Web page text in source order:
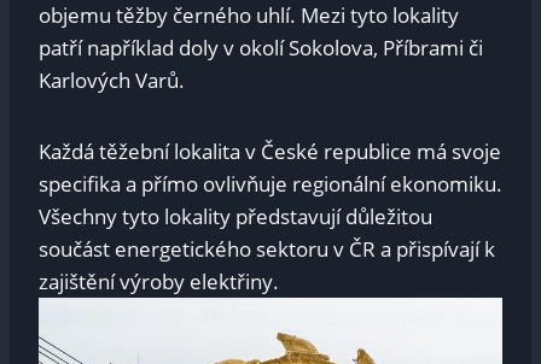
objemu těžby černého uhlí. Mezi tyto lokality
patří například doly v okolí Sokolova, Příbrami či
Karlových Varů.
Každá těžební lokalita v České republice má svoje
specifika a přímo ovlivňuje regionální ekonomiku.
Všechny tyto lokality představují důležitou
součást energetického sektoru v ČR a přispívají k
zajištění výroby elektřiny.